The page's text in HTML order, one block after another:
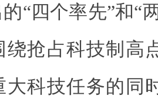
“四个率先”和“
绕抢占科技制高
大科技任务的同